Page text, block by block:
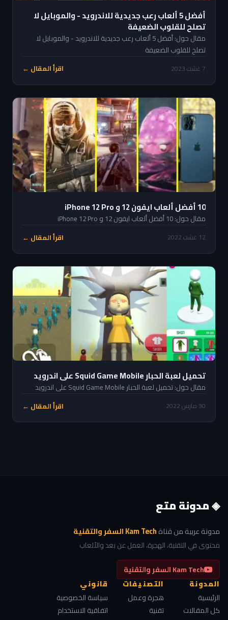
أفضل 5 ألعاب رعب جديدية للاندرويد - والموبايل لا
تصلح للقلوب الضعيفة
مقال حول: أفضل 5 ألعاب رعب جديدية للاندرويد - والموبايل لا
تصلح للقلوب الضعيفة
7 غشت 2023 اقرأ المقال ←
10 أفضل ألعاب ايفون 12 و iPhone 12 Pro
مقال حول: 10 أفضل ألعاب ايفون 12 و iPhone 12 Pro
12 غشت 2022 اقرأ المقال ←
تحميل لعبة الحبار Squid Game Mobile على اندرويد
مقال حول: تحميل لعبة الحبار Squid Game Mobile على اندرويد
30 مارس 2022 اقرأ المقال ←
◈ مدونة متع
مدونة عربية من قناةKam Tech السفر والتقنية
محتوى في التقنية، الهجرة، العمل عن بعد والألعاب
Kam Tech السفر والتقنية
المدونة
الرئيسية
كل المقالات
التصنيفات
هجرة وعمل
تقنية
قانوني
سياسة الخصوصية
اتفاقية الاستخدام